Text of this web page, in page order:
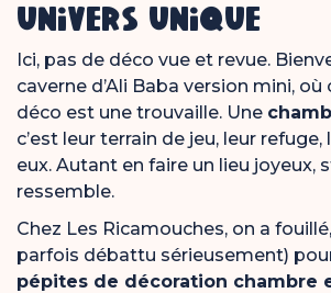
UNIVERS UNIQUE
Ici, pas de déco vue et revue.
caverne d’Ali Baba version mini,
déco est une trouvaille. Une
c’est leur terrain de jeu, leur
eux. Autant en faire un lieu joyeux,
ressemble.
Chez Les Ricamouches, on a
parfois débattu sérieusement)
pépites de décoration chambre